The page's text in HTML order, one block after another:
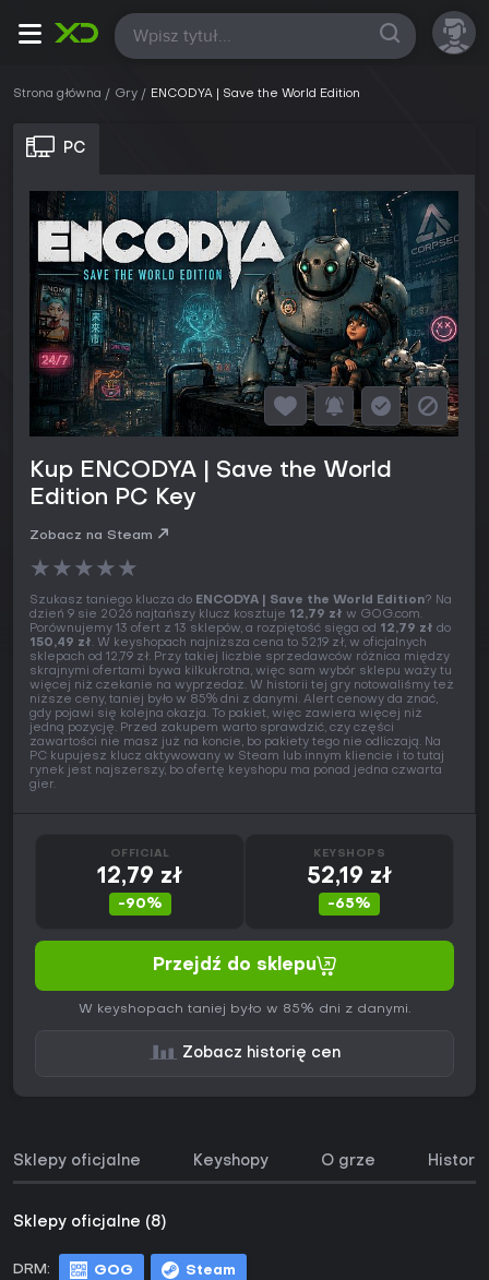
Wszystkie
Strona główna Gry ENCODYA | Save the World Edition
PC
Kup ENCODYA | Save the World
Edition PC Key
Zobacz na Steam
★★★★★
Szukasz taniego klucza do ENCODYA | Save the World Edition? Na
dzień 9 sie 2026 najtańszy klucz kosztuje 12,79 zł w GOG.com.
Porównujemy 13 ofert z 13 sklepów, a rozpiętość sięga od 12,79 zł do
150,49 zł. W keyshopach najniższa cena to 52,19 zł, w oficjalnych
sklepach od 12,79 zł. Przy takiej liczbie sprzedawców różnica między
skrajnymi ofertami bywa kilkukrotna, więc sam wybór sklepu waży tu
więcej niż czekanie na wyprzedaż. W historii tej gry notowaliśmy też
niższe ceny, taniej było w 85% dni z danymi. Alert cenowy da znać,
gdy pojawi się kolejna okazja. To pakiet, więc zawiera więcej niż
jedną pozycję. Przed zakupem warto sprawdzić, czy części
zawartości nie masz już na koncie, bo pakiety tego nie odliczają. Na
PC kupujesz klucz aktywowany w Steam lub innym kliencie i to tutaj
rynek jest najszerszy, bo ofertę keyshopu ma ponad jedna czwarta
gier.
OFFICIAL
12,79 zł
-90%
KEYSHOPS
52,19 zł
-65%
Przejdź do sklepu
W keyshopach taniej było w 85% dni z danymi.
Zobacz historię cen
Sklepy oficjalne Keyshopy O grze
Sklepy oficjalne (8)
DRM: GOG Steam